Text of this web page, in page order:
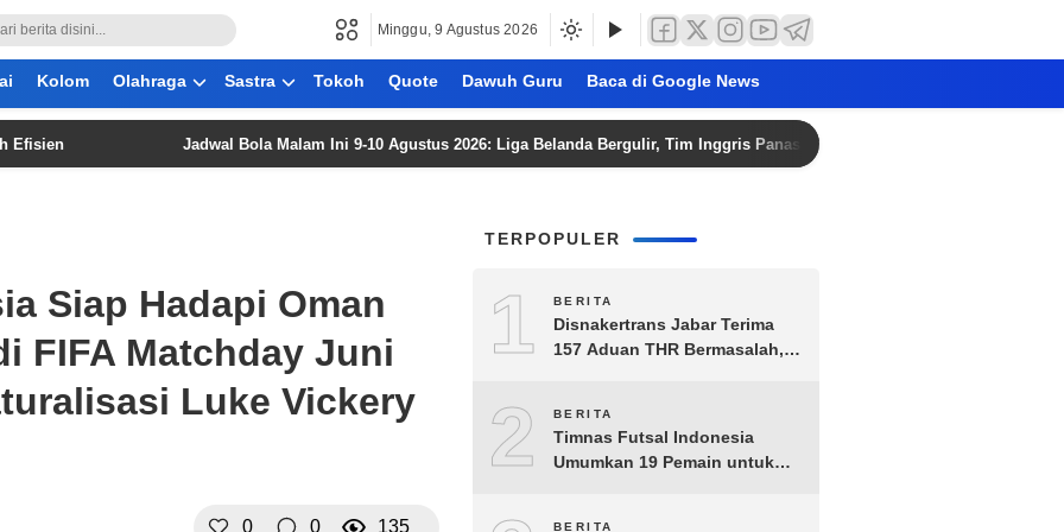
Minggu, 9 Agustus 2026
Kolom Olahraga Sastra Tokoh Quote Dawuh Guru Baca di Google News
Jadwal Bola Malam Ini 9-10 Agustus 2026: Liga Belanda Bergulir, Tim Inggris Panaskan Pramusim
Siap Hadapi Oman
FIFA Matchday Juni
Luke Vickery
0 0 135
TERPOPULER
1 BERITA
Disnakertrans Jabar Terima
157 Aduan THR Bermasalah,
2 BERITA
Timnas Futsal Indonesia
Umumkan 19 Pemain untuk
BERITA